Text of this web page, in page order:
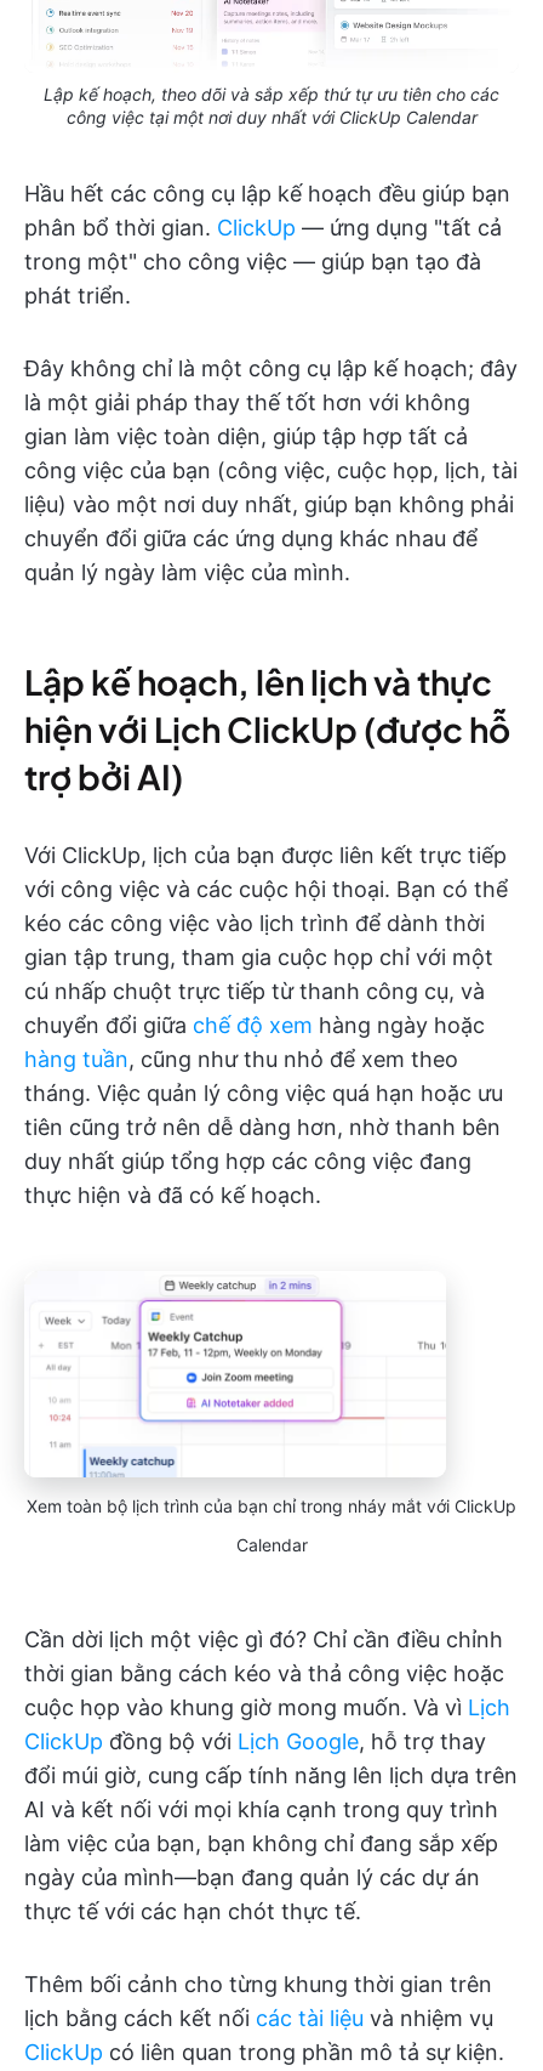
Lập kế hoạch, theo dõi và sắp xếp thứ tự ưu tiên cho các
công việc tại một nơi duy nhất với ClickUp Calendar
Hầu hết các công cụ lập kế hoạch đều giúp bạn
phân bổ thời gian. ClickUp — ứng dụng "tất cả
trong một" cho công việc — giúp bạn tạo đà
phát triển.
Đây không chỉ là một công cụ lập kế hoạch; đây
là một giải pháp thay thế tốt hơn với không
gian làm việc toàn diện, giúp tập hợp tất cả
công việc của bạn (công việc, cuộc họp, lịch, tài
liệu) vào một nơi duy nhất, giúp bạn không phải
chuyển đổi giữa các ứng dụng khác nhau để
quản lý ngày làm việc của mình.
Lập kế hoạch, lên lịch và thực
hiện với Lịch ClickUp (được hỗ
trợ bởi AI)
Với ClickUp, lịch của bạn được liên kết trực tiếp
với công việc và các cuộc hội thoại. Bạn có thể
kéo các công việc vào lịch trình để dành thời
gian tập trung, tham gia cuộc họp chỉ với một
cú nhấp chuột trực tiếp từ thanh công cụ, và
chuyển đổi giữa chế độ xem hàng ngày hoặc
hàng tuần, cũng như thu nhỏ để xem theo
tháng. Việc quản lý công việc quá hạn hoặc ưu
tiên cũng trở nên dễ dàng hơn, nhờ thanh bên
duy nhất giúp tổng hợp các công việc đang
thực hiện và đã có kế hoạch.
Xem toàn bộ lịch trình của bạn chỉ trong nháy mắt với ClickUp
Calendar
Cần dời lịch một việc gì đó? Chỉ cần điều chỉnh
thời gian bằng cách kéo và thả công việc hoặc
cuộc họp vào khung giờ mong muốn. Và vì Lịch
ClickUp đồng bộ với Lịch Google, hỗ trợ thay
đổi múi giờ, cung cấp tính năng lên lịch dựa trên
AI và kết nối với mọi khía cạnh trong quy trình
làm việc của bạn, bạn không chỉ đang sắp xếp
ngày của mình—bạn đang quản lý các dự án
thực tế với các hạn chót thực tế.
Thêm bối cảnh cho từng khung thời gian trên
lịch bằng cách kết nối các tài liệu và nhiệm vụ
ClickUp có liên quan trong phần mô tả sự kiện.